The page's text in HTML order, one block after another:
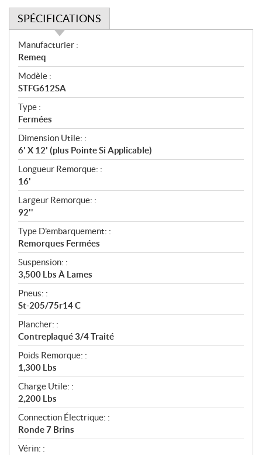
SPÉCIFICATIONS
S
p
é
c
i
f
i
c
a
t
i
o
n
s
Manufacturier :
Remeq
Modèle :
STFG612SA
Type :
Fermées
Dimension Utile: :
6' X 12' (plus Pointe Si Applicable)
Longueur Remorque: :
16'
Largeur Remorque: :
92''
Type D'embarquement: :
Remorques Fermées
Suspension: :
3,500 Lbs À Lames
Pneus: :
St-205/75r14 C
Plancher: :
Contreplaqué 3/4 Traité
Poids Remorque: :
1,300 Lbs
Charge Utile: :
2,200 Lbs
Connection Électrique: :
Ronde 7 Brins
Vérin: :